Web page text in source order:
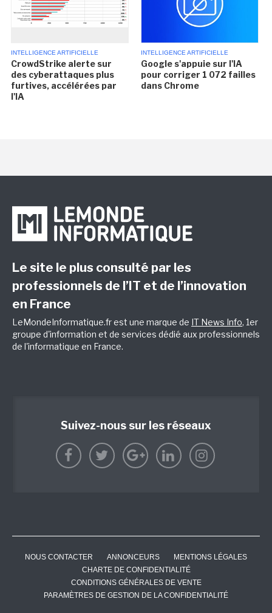
INTELLIGENCE ARTIFICIELLE
CrowdStrike alerte sur
des cyberattaques plus
furtives, accélérées par
l'IA
INTELLIGENCE ARTIFICIELLE
Google s'appuie sur l'IA
pour corriger 1 072 failles
dans Chrome
Le site le plus consulté par les
professionnels de l’IT et de l’innovation
en France
LeMondeInformatique.fr est une marque de IT News Info, 1er
groupe d'information et de services dédié aux professionnels
de l'informatique en France.
Suivez-nous sur les réseaux
NOUS CONTACTER ANNONCEURS
MENTIONS LÉGALES
CHARTE DE CONFIDENTIALITÉ
CONDITIONS GÉNÉRALES DE VENTE
PARAMÈTRES DE GESTION DE LA CONFIDENTIALITÉ